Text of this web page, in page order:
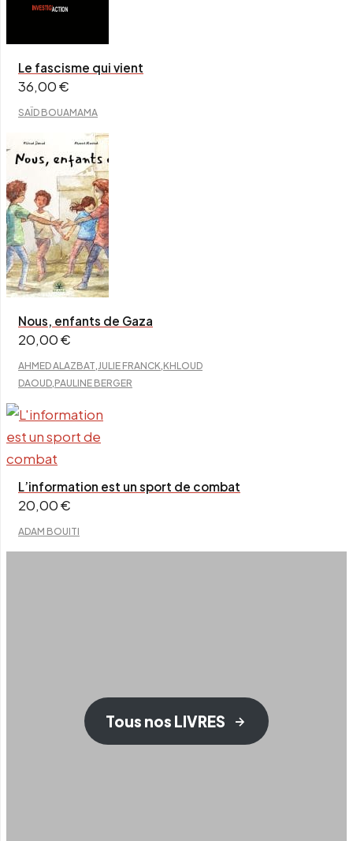
Le fascisme qui vient
36,00€
SAÏD BOUAMAMA
Nous, enfants de Gaza
20,00€
AHMED ALAZBAT JULIE FRANCK KHLOUD
DAOUD PAULINE BERGER
L’information est un sport de combat
20,00€
ADAM BOUITI
Tous nos LIVRES